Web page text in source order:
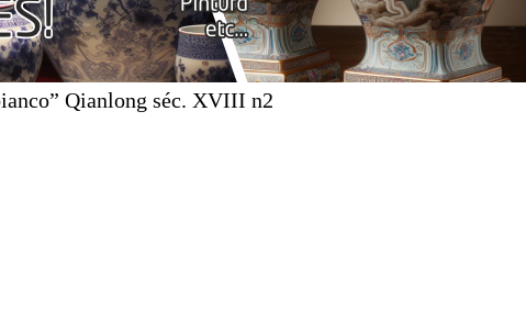
Qianlong séc. XVIII n2